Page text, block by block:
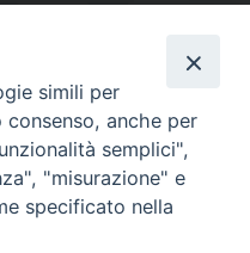
simili per
anche per
semplici",
"misurazione" e
specificato nella